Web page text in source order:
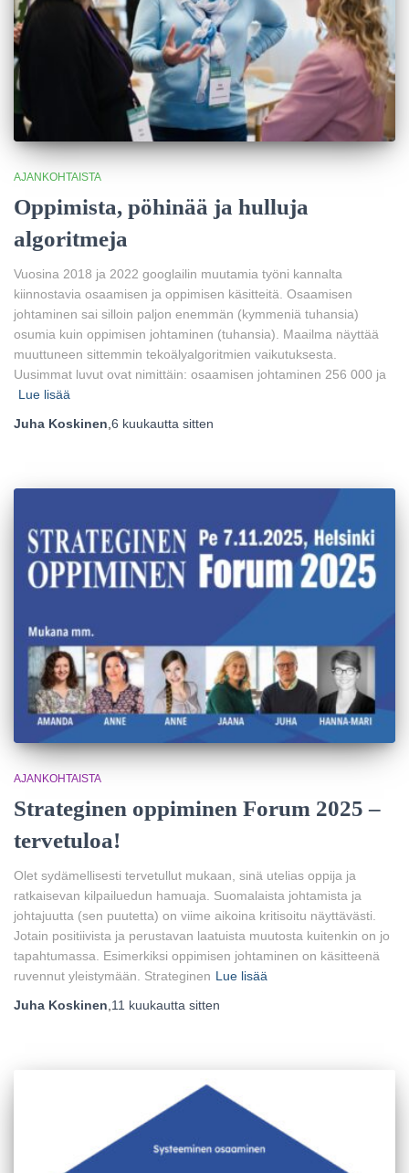
AJANKOHTAISTA
Oppimista, pöhinää ja hulluja
algoritmeja
Vuosina 2018 ja 2022 googlailin muutamia työni kannalta
kiinnostavia osaamisen ja oppimisen käsitteitä. Osaamisen
johtaminen sai silloin paljon enemmän (kymmeniä tuhansia)
osumia kuin oppimisen johtaminen (tuhansia). Maailma näyttää
muuttuneen sittemmin tekoälyalgoritmien vaikutuksesta.
Uusimmat luvut ovat nimittäin: osaamisen johtaminen 256 000 ja
Lue lisää
Juha Koskinen 6 kuukautta sitten
AJANKOHTAISTA
Strateginen oppiminen Forum 2025 –
tervetuloa!
Olet sydämellisesti tervetullut mukaan, sinä utelias oppija ja
ratkaisevan kilpailuedun hamuaja. Suomalaista johtamista ja
johtajuutta (sen puutetta) on viime aikoina kritisoitu näyttävästi.
Jotain positiivista ja perustavan laatuista muutosta kuitenkin on jo
tapahtumassa. Esimerkiksi oppimisen johtaminen on käsitteenä
ruvennut yleistymään. Strateginen Lue lisää
Juha Koskinen 11 kuukautta sitten